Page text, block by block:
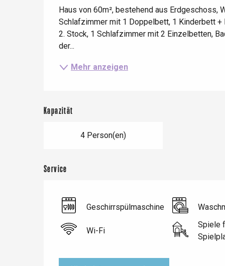
Dieppe
Haus von 60m², bestehend aus Erdgeschoss,
Schlafzimmer mit 1 Doppelbett, 1 Kinderbett +
2. Stock, 1 Schlafzimmer mit 2 Einzelbetten,
der...
Mehr anzeigen
Kapazität
4 Person(en)
Service
Geschirrspülmaschine
Wi-Fi
Spiele